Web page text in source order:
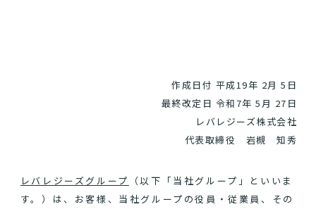
作成日付 平成19年 2月 5日
最終改定日 令和7年 5月 27日
レバレジーズ株式会社
代表取締役 岩槻 知秀
レバレジーズグループ
（以下「当社グループ」といいま
す。）は、お客様、当社グループの役員・従業員、その